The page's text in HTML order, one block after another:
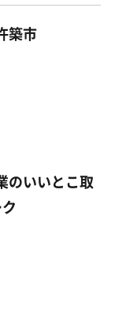
築市
のいいとこ取